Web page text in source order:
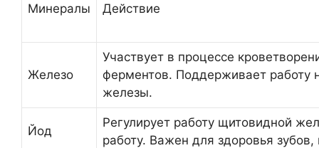
Минералы Действие
Железо
Участвует в процессе
ферментов. Поддерживает работу
железы.
Йод
Регулирует работу щитовидной
работу. Важен для здоровья